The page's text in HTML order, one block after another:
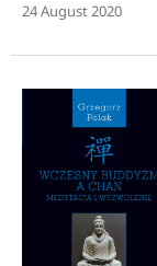
24 August 2020